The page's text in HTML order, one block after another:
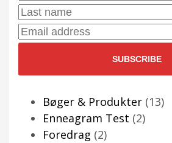
Name:
Last
Name:
Email
Address:
Bøger & Produkter 1313
Enneagram Test 22
Foredrag 22